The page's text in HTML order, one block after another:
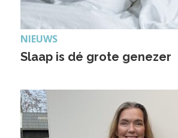
NIEUWS
Slaap is dé grote genezer